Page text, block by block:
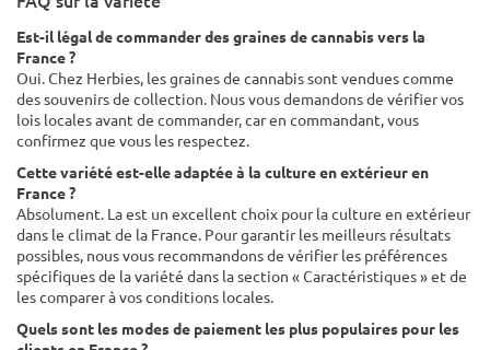
Est-il légal de commander des graines de cannabis vers la
France ?
Oui. Chez Herbies, les graines de cannabis sont vendues comme
des souvenirs de collection. Nous vous demandons de vérifier vos
lois locales avant de commander, car en commandant, vous
confirmez que vous les respectez.
Cette variété est-elle adaptée à la culture en extérieur en
France ?
Absolument. La est un excellent choix pour la culture en extérieur
dans le climat de la France. Pour garantir les meilleurs résultats
possibles, nous vous recommandons de vérifier les préférences
spécifiques de la variété dans la section « Caractéristiques » et de
les comparer à vos conditions locales.
Quels sont les modes de paiement les plus populaires pour les